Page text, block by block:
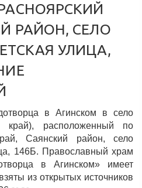
РАЙОН, СЕЛО
УЛИЦА,
в Агинском в село
край), расположенный по
Саянский район, село
146Б. Православный храм
в Агинском» имеет
из открытых источников